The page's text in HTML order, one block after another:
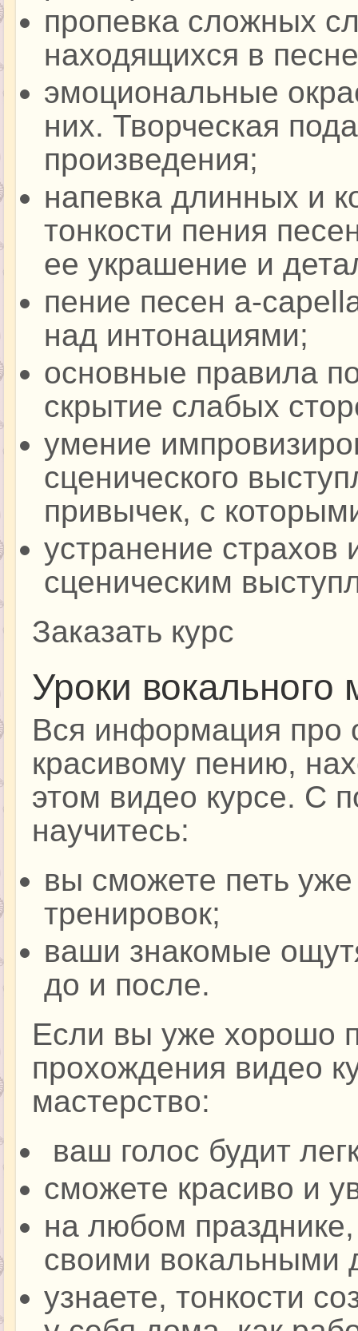
пропевка сложных
находящихся в
эмоциональные
них. Творческая
произведения;
напевка длинных и
тонкости пения
ее украшение и
пение песен a-
над интонациями;
основные правила
скрытие слабых
умение
сценического
привычек, с
устранение страхов
сценическим
Заказать курс
Уроки вокального
Вся информация про
красивому пению,
этом видео курсе. С
научитесь:
вы сможете петь
тренировок;
ваши знакомые
до и после.
Если вы уже хорошо
прохождения видео
мастерство:
ваш голос будит
сможете красиво и
на любом
своими вокальными
узнаете, тонкости